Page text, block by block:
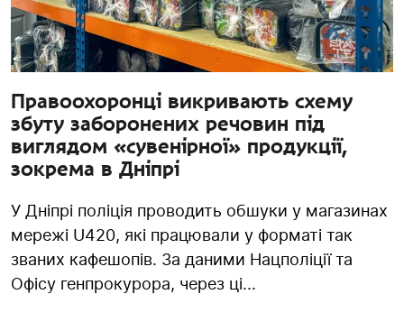
Правоохоронці викривають схему
збуту заборонених речовин під
виглядом «сувенірної» продукції,
зокрема в Дніпрі
У Дніпрі поліція проводить обшуки у магазинах
мережі U420, які працювали у форматі так
званих кафешопів. За даними Нацполіції та
Офісу генпрокурора, через ці...